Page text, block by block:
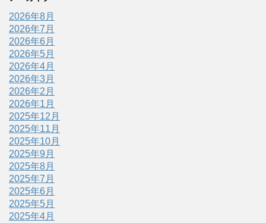
2026年8月
2026年7月
2026年6月
2026年5月
2026年4月
2026年3月
2026年2月
2026年1月
2025年12月
2025年11月
2025年10月
2025年9月
2025年8月
2025年7月
2025年6月
2025年5月
2025年4月